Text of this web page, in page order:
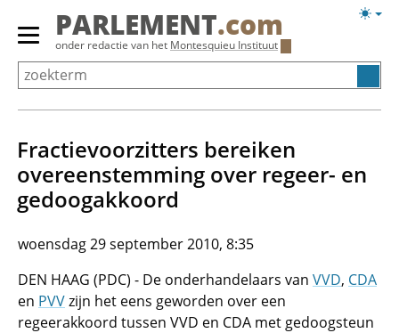
Overslaan
Primair
menu
tonen/verbergen
PARLEMENT.com
onder redactie van het Montesquieu Instituut
Fractievoorzitters bereiken
overeenstemming over regeer- en
gedoogakkoord
woensdag 29 september 2010, 8:35
DEN HAAG (PDC) - De onderhandelaars van VVD, CDA
en PVVzijn het eens geworden over een
regeerakkoord tussen VVD en CDA met gedoogsteun